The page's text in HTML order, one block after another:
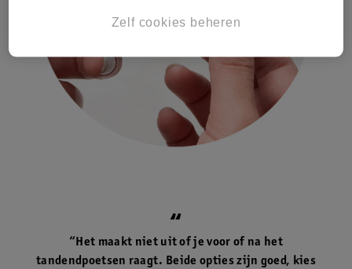
“Het maakt niet uit of je voor of na het
tandendpoetsen raagt. Beide opties zijn goed, kies
Zelf cookies beheren